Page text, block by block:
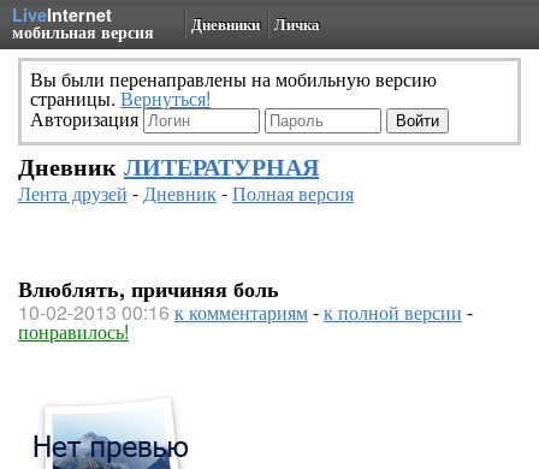
LiveInternet
мобильная версия Дневники Личка
Вы были перенаправлены на мобильную версию
страницы. Вернуться!
Авторизация
Дневник ЛИТЕРАТУРНАЯ
Лента друзей -Дневник-Полная версия
Влюблять, причиняя боль
10-02-2013 00:16 к комментариям-к полной версии -
понравилось!